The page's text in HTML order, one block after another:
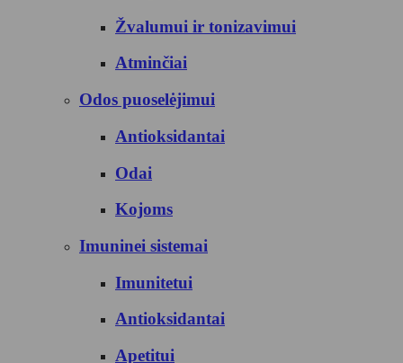
Žvalumui ir tonizavimui
Atminčiai
Odos puoselėjimui
Antioksidantai
Odai
Kojoms
Imuninei sistemai
Imunitetui
Antioksidantai
Apetitui